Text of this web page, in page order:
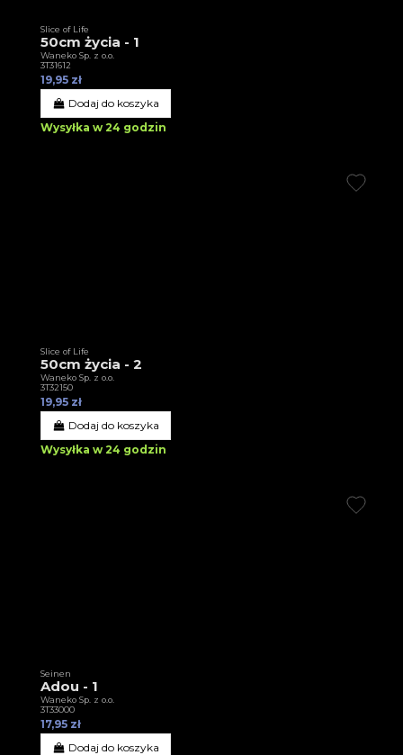
Slice of Life
50cm życia - 1
Waneko Sp. z o.o.
3T31612
19,95 zł
Dodaj do koszyka
Wysyłka w 24 godzin
Slice of Life
50cm życia - 2
Waneko Sp. z o.o.
3T32150
19,95 zł
Dodaj do koszyka
Wysyłka w 24 godzin
Seinen
Adou - 1
Waneko Sp. z o.o.
3T33000
17,95 zł
Dodaj do koszyka